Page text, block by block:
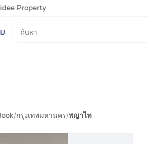
Property
/กรุงเทพมหานคร/พญาไท